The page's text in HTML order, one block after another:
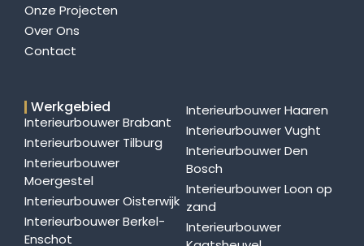
Onze Projecten
Over Ons
Contact
Werkgebied
Interieurbouwer Brabant
Interieurbouwer Tilburg
Interieurbouwer
Moergestel
Interieurbouwer Oisterwijk
Interieurbouwer Berkel-
Enschot
Interieurbouwer Haaren
Interieurbouwer Vught
Interieurbouwer Den
Bosch
Interieurbouwer Loon op
zand
Interieurbouwer